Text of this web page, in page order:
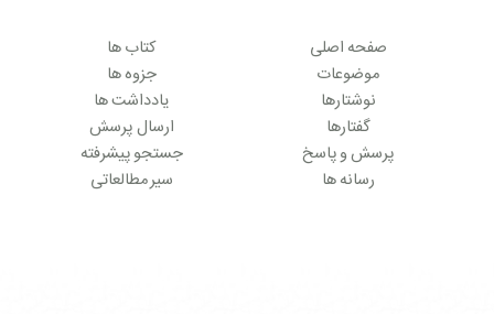
صفحه اصلی
موضوعات
نوشتارها
گفتارها
پرسش و پاسخ
رسانه ها
کتاب ها
جزوه ها
یادداشت ها
ارسال پرسش
جستجو پیشرفته
سیر مطالعاتی